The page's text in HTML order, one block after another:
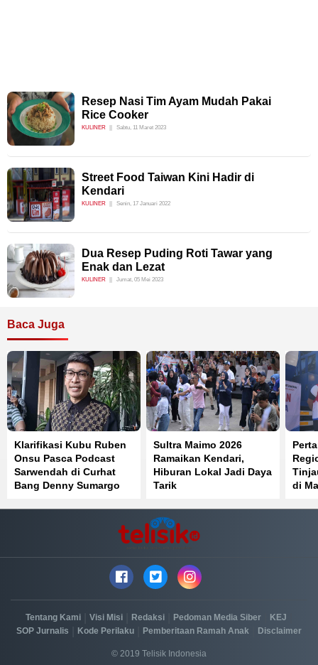
Resep Nasi Tim Ayam Mudah Pakai
Rice Cooker
KULINER Sabtu, 11 Maret 2023
Street Food Taiwan Kini Hadir di
Kendari
KULINER Senin, 17 Januari 2022
Dua Resep Puding Roti Tawar yang
Enak dan Lezat
KULINER Jumat, 05 Mei 2023
Baca Juga
Klarifikasi Kubu Ruben
Onsu Pasca Podcast
Sarwendah di Curhat
Bang Denny Sumargo
Sultra Maimo 2026
Ramaikan Kendari,
Hiburan Lokal Jadi Daya
Tarik
di
Tentang Kami Visi Misi Redaksi Pedoman Media Siber KEJ
SOP Jurnalis Kode Perilaku Pemberitaan Ramah Anak Disclaimer
© 2019 Telisik Indonesia